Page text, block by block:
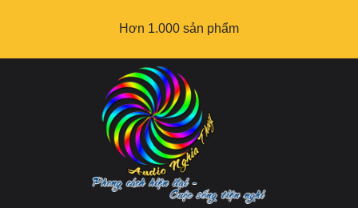
Hơn 1.000 sản phẩm